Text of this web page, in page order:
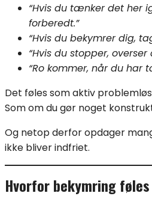
“Hvis du tænker det her
forberedt.”
“Hvis du bekymrer dig,
“Hvis du stopper,
“Ro kommer, når du
Det føles som aktiv
Som om du gør noget
Og netop derfor opdager
ikke bliver indfriet.
Hvorfor bekymring